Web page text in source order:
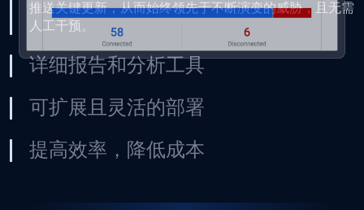
推送关键更新，从而始终领先于不断演变的威胁，且无需
人工干预。
详细报告和分析工具
可扩展且灵活的部署
提高效率，降低成本